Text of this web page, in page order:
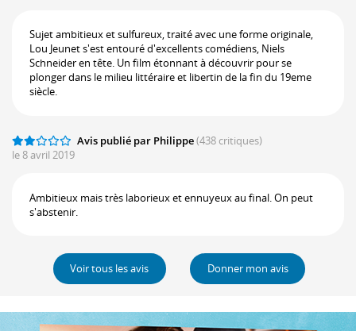
Sujet ambitieux et sulfureux, traité avec une forme originale,
Lou Jeunet s'est entouré d'excellents comédiens, Niels
Schneider en tête. Un film étonnant à découvrir pour se
plonger dans le milieu littéraire et libertin de la fin du 19eme
siècle.
Avis publié par Philippe(438 critiques)
le 8 avril 2019
Ambitieux mais très laborieux et ennuyeux au final. On peut
s'abstenir.
Voir tous les avis Donner mon avis